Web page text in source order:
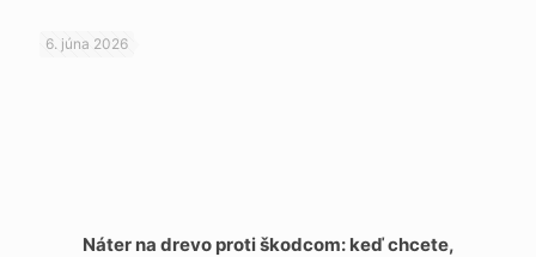
6. júna 2026
Náter na drevo proti škodcom: keď chcete,